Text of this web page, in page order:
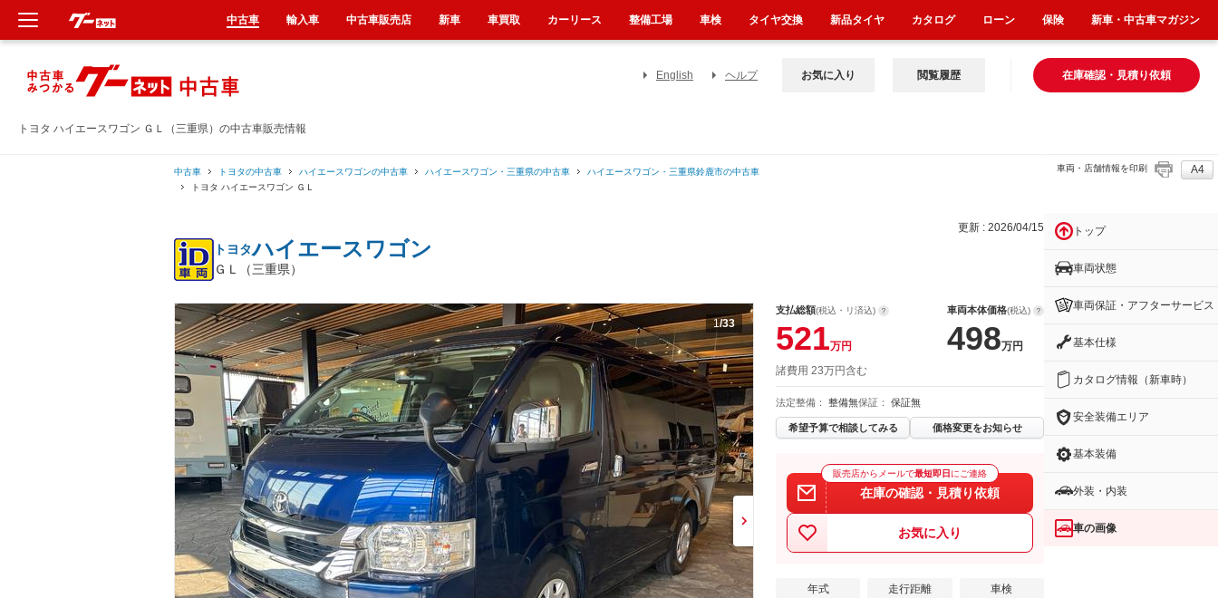
トヨタ ハイエースワゴン ＧＬ（三重県）の中古車販売情報
English ヘルプ 在庫確認・見積り依頼
お気に入り 閲覧履歴
中古車 トヨタの中古車 ハイエースワゴンの中古車 ハイエースワゴン・三重県の中古車
ハイエースワゴン・三重県鈴鹿市の中古車
トヨタ ハイエースワゴン ＧＬ
車両・店舗情報を印刷 A4
更新 : 2026/04/15
トヨタハイエースワゴン
ＧＬ（三重県）
1/33
支払総額(税込・リ済込)
521万円
車両本体価格(税込)
498万円
諸費用 23万円含む
法定整備： 整備無保証： 保証無
希望予算で相談してみる 価格変更をお知らせ
販売店からメールで最短即日 にご連絡
在庫の確認・見積り依頼
お気に入り
年式 走行距離 車検
トップ
車両状態
車両保証・アフターサービス
基本仕様
カタログ情報（新車時）
安全装備エリア
基本装備
外装・内装
車の画像
中古車 輸入車 中古車販売店 新車 車買取 カーリース 整備工場 車検 タイヤ交換 新品タイヤ カタログ ローン 保険 新車・中古車マガジン
新車
中古車